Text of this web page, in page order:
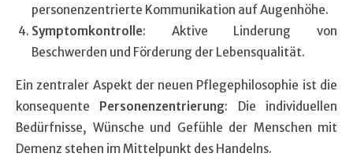
personenzentrierte Kommunikation auf Augenhöhe.
Symptomkontrolle: Aktive Linderung von
Beschwerden und Förderung der Lebensqualität.
Ein zentraler Aspekt der neuen Pflegephilosophie ist die
konsequente Personenzentrierung: Die individuellen
Bedürfnisse, Wünsche und Gefühle der Menschen mit
Demenz stehen im Mittelpunkt des Handelns.